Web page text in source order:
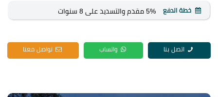
خطة الدفع 5% مقدم والتسديد على 8 سنوات
اتصل بنا واتساب تواصل معنا